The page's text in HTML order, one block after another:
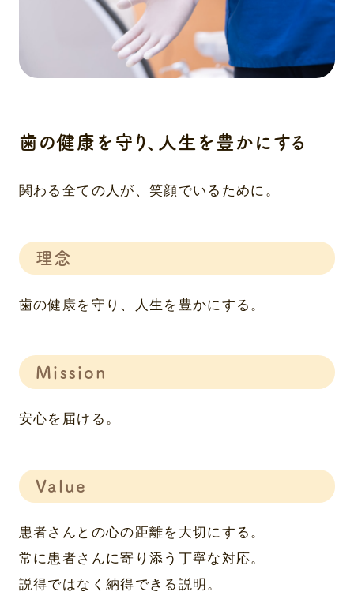
歯の健康を守り、人生を豊かにする
関わる全ての人が、笑顔でいるために。
理念
歯の健康を守り、人生を豊かにする。
Mission
安心を届ける。
Value
患者さんとの心の距離を大切にする。
常に患者さんに寄り添う丁寧な対応。
説得ではなく納得できる説明。